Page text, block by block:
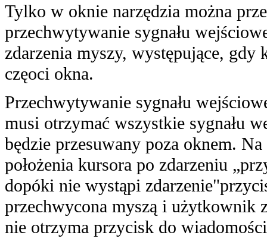
Tylko w oknie narzędzia można
przechwytywanie sygnału
zdarzenia myszy, występujące,
częoci okna.
Przechwytywanie sygnału
musi otrzymać wszystkie sygnału
będzie przesuwany poza oknem.
położenia kursora po zdarzeniu
dopóki nie wystąpi
przechwycona myszą i użytkownik
nie otrzyma przycisk do